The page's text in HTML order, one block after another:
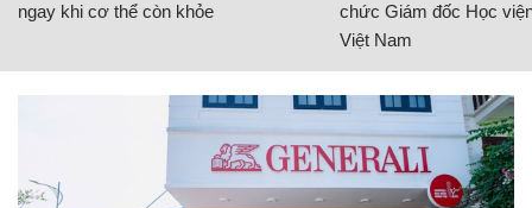
ngay khi cơ thể còn khỏe
chức Giám đốc Học
Việt Nam